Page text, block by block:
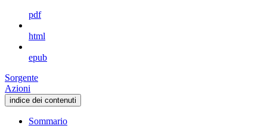
pdf
html
epub
Sorgente
Azioni
indice dei contenuti
Sommario